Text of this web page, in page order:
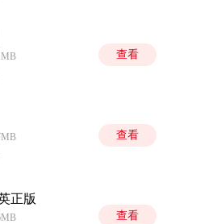
查看
查看
正版
查看